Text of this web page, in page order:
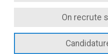
On recrute